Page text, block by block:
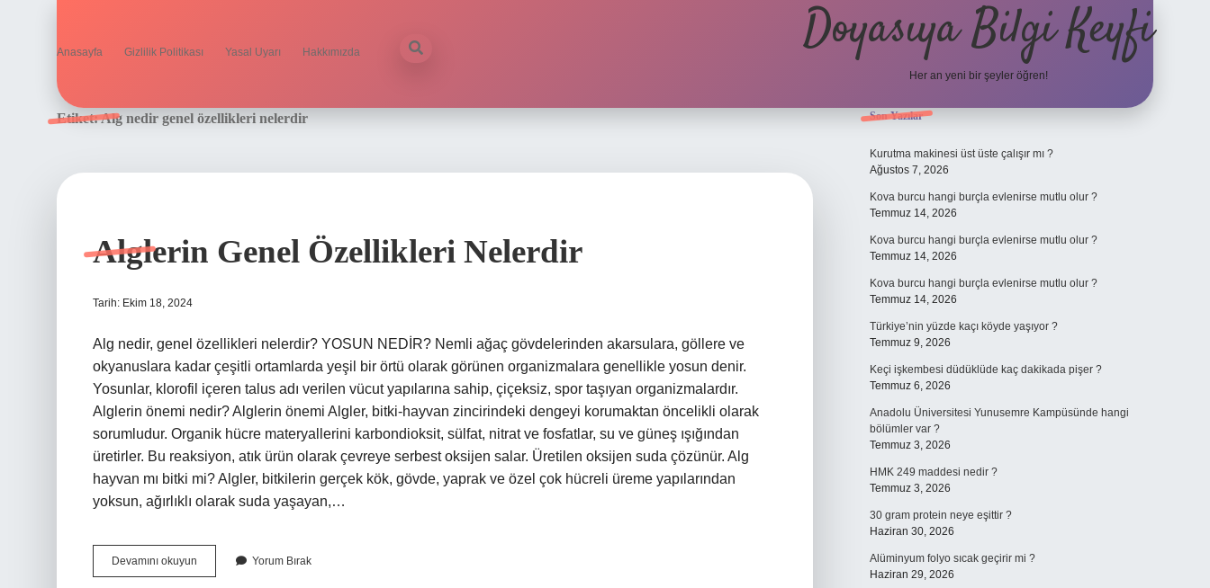
Anasayfa Gizlilik Politikası Yasal Uyarı Hakkımızda Doyasıya Bilgi Keyfi
Her an yeni bir şeyler öğren!
Etiket:Alg nedir genel özellikleri nelerdir
Alglerin Genel Özellikleri Nelerdir
Tarih: Ekim 18, 2024
Alg nedir, genel özellikleri nelerdir? YOSUN NEDİR? Nemli ağaç gövdelerinden akarsulara, göllere ve
okyanuslara kadar çeşitli ortamlarda yeşil bir örtü olarak görünen organizmalara genellikle yosun denir.
Yosunlar, klorofil içeren talus adı verilen vücut yapılarına sahip, çiçeksiz, spor taşıyan organizmalardır.
Alglerin önemi nedir? Alglerin önemi Algler, bitki-hayvan zincirindeki dengeyi korumaktan öncelikli olarak
sorumludur. Organik hücre materyallerini karbondioksit, sülfat, nitrat ve fosfatlar, su ve güneş ışığından
üretirler. Bu reaksiyon, atık ürün olarak çevreye serbest oksijen salar. Üretilen oksijen suda çözünür. Alg
hayvan mı bitki mi? Algler, bitkilerin gerçek kök, gövde, yaprak ve özel çok hücreli üreme yapılarından
yoksun, ağırlıklı olarak suda yaşayan,…
Devamını okuyun
Genel
Yorum Bırak
Sidebar
Son Yazılar
Kurutma makinesi üst üste çalışır mı ?
Ağustos 7, 2026
Kova burcu hangi burçla evlenirse mutlu olur ?
Temmuz 14, 2026
Kova burcu hangi burçla evlenirse mutlu olur ?
Temmuz 14, 2026
Kova burcu hangi burçla evlenirse mutlu olur ?
Temmuz 14, 2026
Türkiye’nin yüzde kaçı köyde yaşıyor ?
Temmuz 9, 2026
Keçi işkembesi düdüklüde kaç dakikada pişer ?
Temmuz 6, 2026
Anadolu Üniversitesi Yunusemre Kampüsünde hangi
bölümler var ?
Temmuz 3, 2026
HMK 249 maddesi nedir ?
Temmuz 3, 2026
30 gram protein neye eşittir ?
Haziran 30, 2026
Alüminyum folyo sıcak geçirir mi ?
Haziran 29, 2026